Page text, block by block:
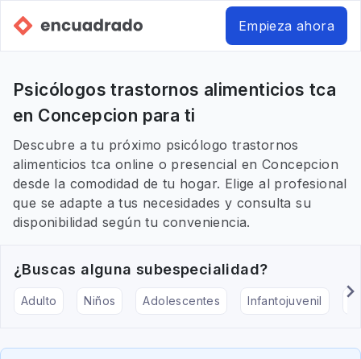
Empieza ahora
Psicólogos trastornos alimenticios tca
en Concepcion para ti
Descubre a tu próximo psicólogo trastornos
alimenticios tca online o presencial en Concepcion
desde la comodidad de tu hogar. Elige al profesional
que se adapte a tus necesidades y consulta su
disponibilidad según tu conveniencia.
¿Buscas alguna subespecialidad?
Adulto Niños Adolescentes Infantojuvenil